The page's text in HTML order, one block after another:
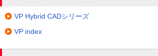
VP Hybrid CADシリーズ
VP index